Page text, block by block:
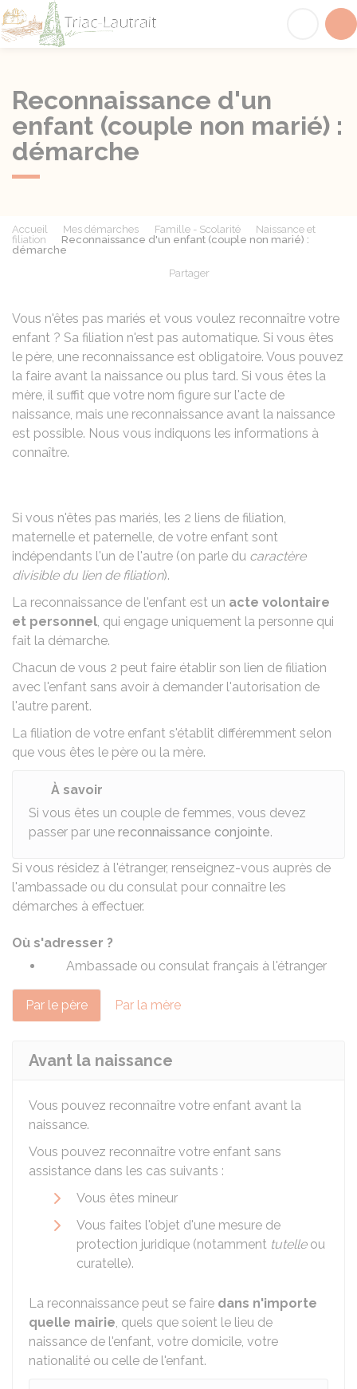
Reconnaissance d'un
enfant (couple non marié) :
démarche
Accueil Mes démarches Famille - Scolarité
Naissance et
filiation
Reconnaissance d'un enfant (couple non marié) :
démarche
Partager
Vous n'êtes pas mariés et vous voulez reconnaître votre
enfant ? Sa filiation n'est pas automatique. Si vous êtes
le père, une reconnaissance est obligatoire. Vous pouvez
la faire avant la naissance ou plus tard. Si vous êtes la
mère, il suffit que votre nom figure sur l'acte de
naissance, mais une reconnaissance avant la naissance
est possible. Nous vous indiquons les informations à
connaître.
Si vous n'êtes pas mariés, les 2 liens de filiation,
maternelle et paternelle, de votre enfant sont
indépendants l'un de l'autre (on parle du caractère
divisible du lien de filiation).
La reconnaissance de l'enfant est un acte volontaire
et personnel, qui engage uniquement la personne qui
fait la démarche.
Chacun de vous 2 peut faire établir son lien de filiation
avec l'enfant sans avoir à demander l'autorisation de
l'autre parent.
La filiation de votre enfant s'établit différemment selon
que vous êtes le père ou la mère.
À savoir
Si vous êtes un couple de femmes, vous devez
passer par une reconnaissance conjointe.
Si vous résidez à l'étranger, renseignez-vous auprès de
l'ambassade ou du consulat pour connaître les
démarches à effectuer.
Où s'adresser ?
Ambassade ou consulat français à l'étranger
Par le père Par la mère
Avant la naissance
Vous pouvez reconnaître votre enfant avant la
naissance.
Vous pouvez reconnaître votre enfant sans
assistance dans les cas suivants :
Vous êtes mineur
Vous faites l'objet d'une mesure de
protection juridique (notamment tutelleou
curatelle).
La reconnaissance peut se faire dans n'importe
quelle mairie, quels que soient le lieu de
naissance de l'enfant, votre domicile, votre
nationalité ou celle de l'enfant.